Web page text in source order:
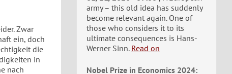
Zwar
ein, doch
die
in
nach
army – this old idea has suddenly
become relevant again. One of
those who considers it to its
ultimate consequences is Hans-
Werner Sinn. Read on
Nobel Prize in Economics 2024: